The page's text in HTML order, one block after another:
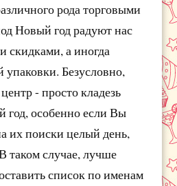
рода торговыми
Новый год радуют нас
скидками, а иногда
упаковки. Безусловно,
- просто кладезь
год, особенно если Вы
их поиски целый день,
таком случае, лучше
список по именам